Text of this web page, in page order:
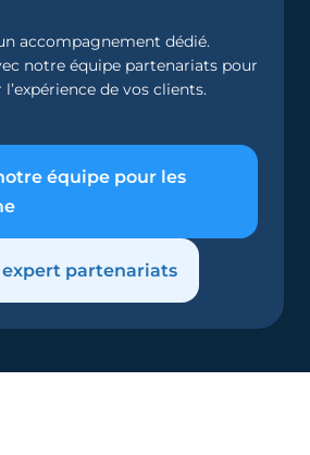
accompagnement dédié.
notre équipe partenariats pour
de vos clients.
équipe pour les
expert partenariats